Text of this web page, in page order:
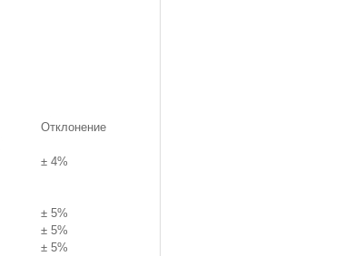
Отклонение
± 4%
± 5%
± 5%
± 5%